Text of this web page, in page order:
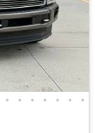
• • • • • • •